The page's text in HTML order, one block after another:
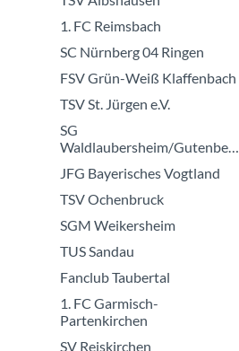
1. FC Reimsbach
SC Nürnberg 04 Ringen
FSV Grün-Weiß Klaffenbach
TSV St. Jürgen e.V.
SG
Waldlaubersheim/Gutenberg
JFG Bayerisches Vogtland
TSV Ochenbruck
SGM Weikersheim
TUS Sandau
Fanclub Taubertal
1. FC Garmisch-
Partenkirchen
SV Reiskirchen